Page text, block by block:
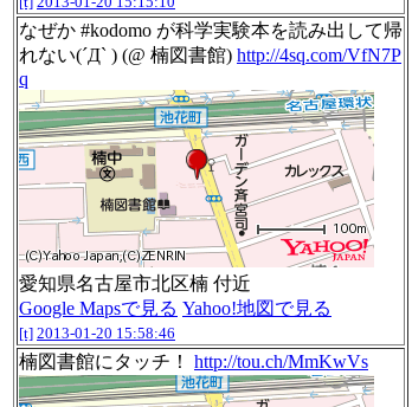
なぜか #kodomo が科学実験本を読み出して帰
れない(´Д` ) (@ 楠図書館) http://4sq.com/VfN7P
q
愛知県名古屋市北区楠 付近
Google Mapsで見る Yahoo!地図で見る
[t] 2013-01-20 15:58:46
楠図書館にタッチ！ http://tou.ch/MmKwVs